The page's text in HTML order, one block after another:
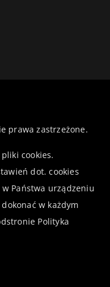
prawa zastrzeżone.
cookies.
dot. cookies
Państwa urządzeniu
w każdym
Polityka